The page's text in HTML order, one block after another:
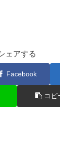
ェアする
Facebook
コピ